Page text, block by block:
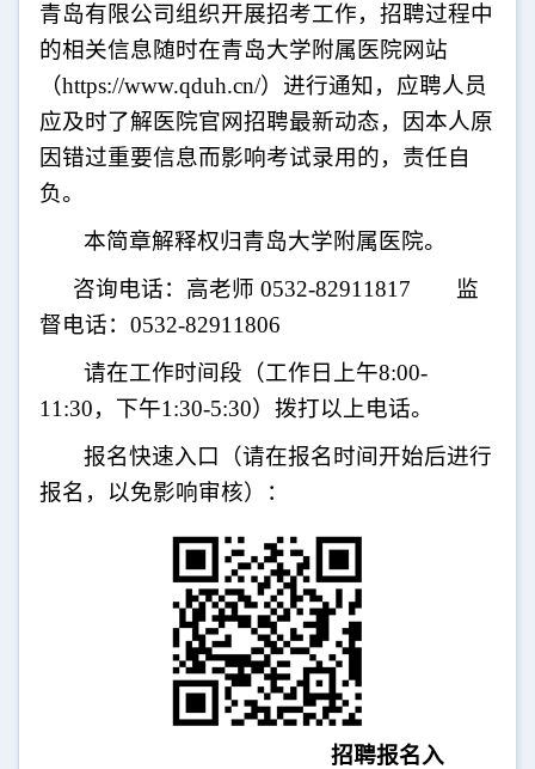
青岛有限公司组织开展招考工作，招聘过程中
的相关信息随时在青岛大学附属医院网站
（https://www.qduh.cn/）进行通知，应聘人员
应及时了解医院官网招聘最新动态，因本人原
因错过重要信息而影响考试录用的，责任自
负。
本简章解释权归青岛大学附属医院。
咨询电话：高老师 0532-82911817 监
督电话： 0532-82911806
请在工作时间段（工作日上午8:00-
11:30，下午1:30-5:30）拨打以上电话。
报名快速入口（请在报名时间开始后进行
报名，以免影响审核）：
招聘报名入